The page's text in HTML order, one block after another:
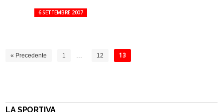
6 SETTEMBRE 2007
« Precedente 1 … 12 13
LA SPORTIVA